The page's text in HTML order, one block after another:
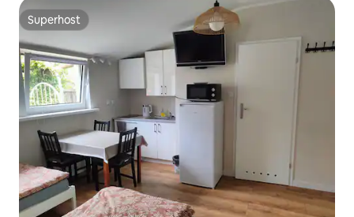
Superhost
Superhost